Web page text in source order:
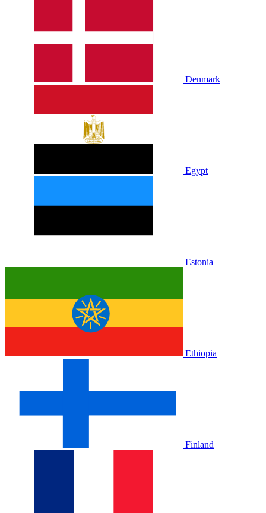
Denmark
Egypt
Estonia
Ethiopia
Finland